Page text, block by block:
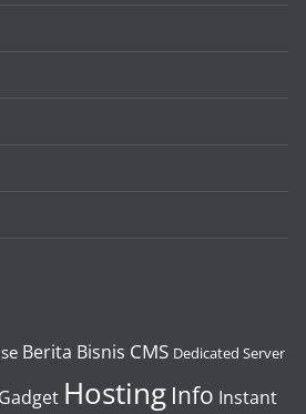
Berita Bisnis CMS Dedicated Server
Gadget Hosting Info Instant